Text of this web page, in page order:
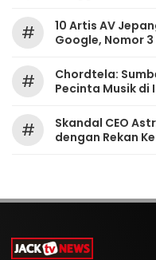
#
10 Artis AV
Google, Nomor
#
Chordtela:
Pecinta Musik di
#
Skandal CEO
dengan Rekan